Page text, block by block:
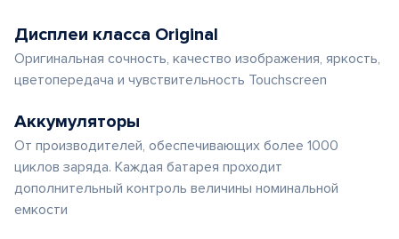
Дисплеи класса Original
Оригинальная сочность, качество изображения, яркость,
цветопередача и чувствительность Touchscreen
Аккумуляторы
От производителей, обеспечивающих более 1000
циклов заряда. Каждая батарея проходит
дополнительный контроль величины номинальной
емкости